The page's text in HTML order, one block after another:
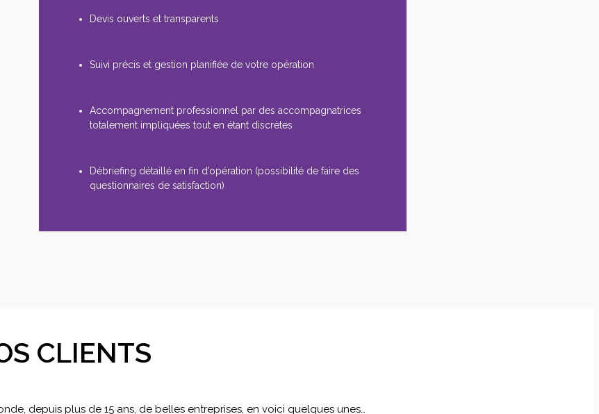
Devis ouverts et transparents
Suivi précis et gestion planifiée de votre opération
Accompagnement professionnel par des accompagnatrices
totalement impliquées tout en étant discrètes
Débriefing détaillé en fin d’opération (possibilité de faire des
questionnaires de satisfaction)
CLIENTS
depuis plus de 15 ans, de belles entreprises, en voici quelques unes…